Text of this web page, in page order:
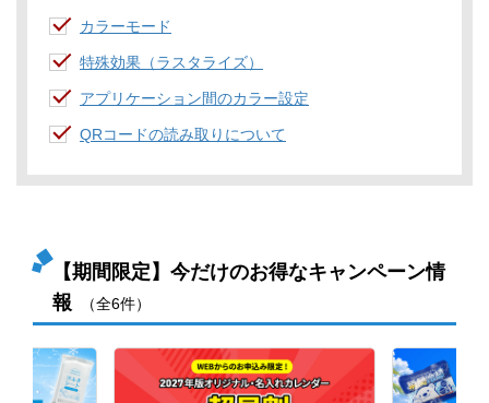
カラーモード
特殊効果（ラスタライズ）
アプリケーション間のカラー設定
QRコードの読み取りについて
【期間限定】今だけのお得なキャンペーン情
報
（全6件）